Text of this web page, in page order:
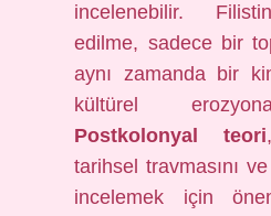
incelenebilir.
edilme, sadece bir
aynı zamanda bir
kültürel
Postkolonyal teori
tarihsel travmasını
incelemek için